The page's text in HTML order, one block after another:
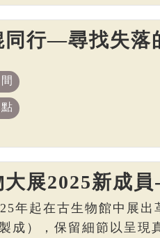
同行—尋找失
大展2025新成員
年起在古生物館中展
成），保留細節以呈現